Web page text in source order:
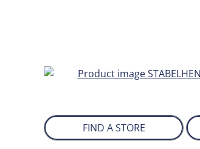
FIND A STORE